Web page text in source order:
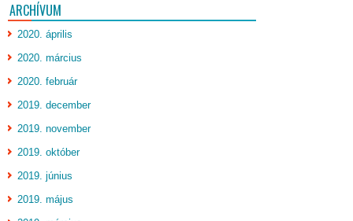
ARCHÍVUM
2020. április
2020. március
2020. február
2019. december
2019. november
2019. október
2019. június
2019. május